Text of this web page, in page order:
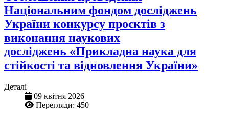
Національним фондом досліджень
України конкурсу проєктів з
виконання наукових
досліджень «Прикладна наука для
стійкості та відновлення України»
Деталі
09 квітня 2026
Перегляди: 450